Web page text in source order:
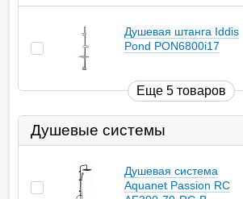
Душевая штанга Iddis
Pond PON6800i17
Еще 5 товаров
Душевые системы
Душевая система
Aquanet Passion RC